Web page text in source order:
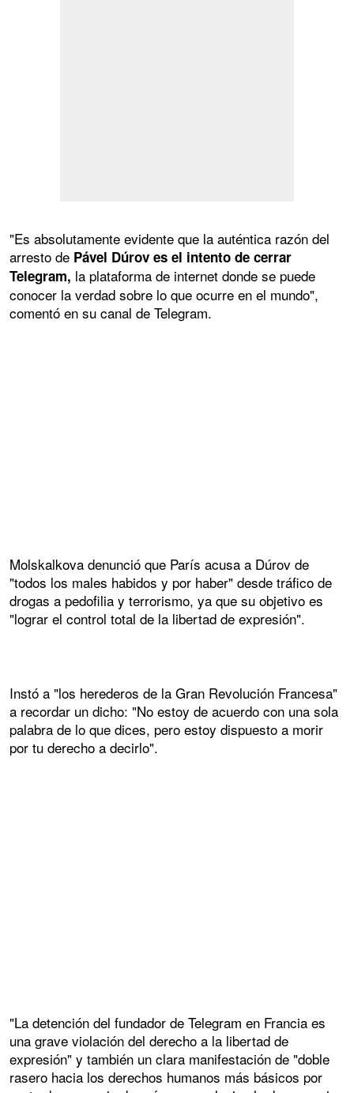
"Es absolutamente evidente que la auténtica razón del
arresto de Pável Dúrov es el intento de cerrar
Telegram, la plataforma de internet donde se puede
conocer la verdad sobre lo que ocurre en el mundo",
comentó en su canal de Telegram.
Molskalkova denunció que París acusa a Dúrov de
"todos los males habidos y por haber" desde tráfico de
drogas a pedofilia y terrorismo, ya que su objetivo es
"lograr el control total de la libertad de expresión".
Instó a "los herederos de la Gran Revolución Francesa"
a recordar un dicho: "No estoy de acuerdo con una sola
palabra de lo que dices, pero estoy dispuesto a morir
por tu derecho a decirlo".
"La detención del fundador de Telegram en Francia es
una grave violación del derecho a la libertad de
expresión" y también un clara manifestación de "doble
rasero hacia los derechos humanos más básicos por